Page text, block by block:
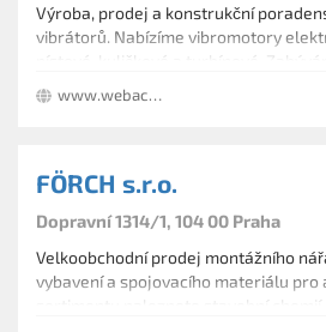
Výroba, prodej a konstrukční
vibrátorů. Nabízíme vibromotory
veškerou vibrační technikou. Firma
specifických požadavků na vibrační
www.webac-vibro.com
FÖRCH s.r.o.
Dopravní 1314/1, 104 00 Praha
Velkoobchodní prodej montážního
vybavení a spojovacího materiálu pro